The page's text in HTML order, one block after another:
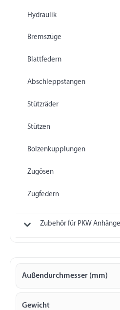
Hydraulik
Bremszüge
Blattfedern
Abschleppstangen
Stützräder
Stützen
Bolzenkupplungen
Zugösen
Zugfedern
Zubehör für PKW
Außendurchmesser (mm)
Gewicht